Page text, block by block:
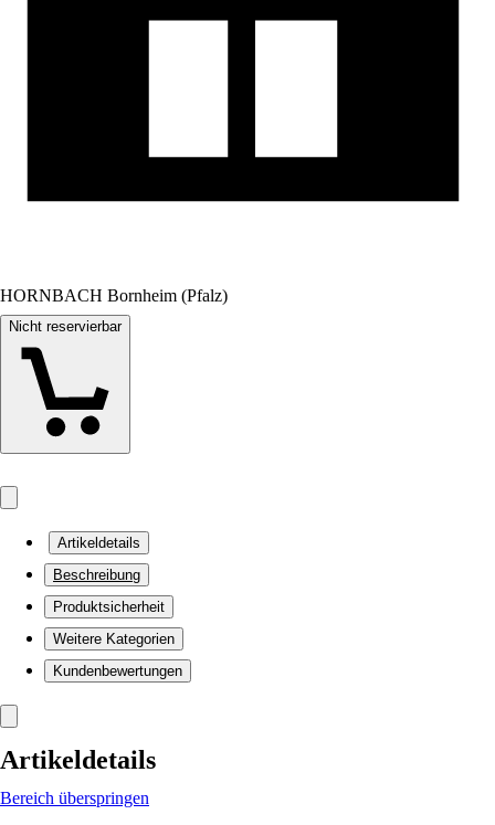
HORNBACH Bornheim (Pfalz)
Nicht reservierbar
Artikeldetails
Beschreibung
Produktsicherheit
Weitere Kategorien
Kundenbewertungen
Artikeldetails
Bereich überspringen